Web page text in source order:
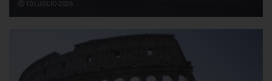
10 LUGLIO 2026